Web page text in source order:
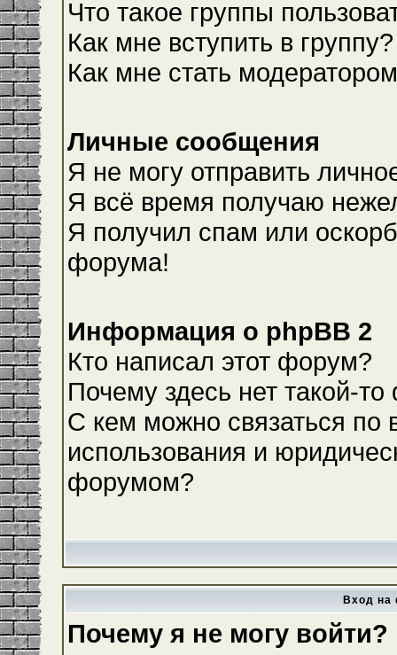
Что такое группы
Как мне вступить в группу?
Как мне стать
Личные сообщения
Я не могу отправить
Я всё время получаю
Я получил спам или
форума!
Информация о phpBB 2
Кто написал этот форум?
Почему здесь нет такой-
С кем можно связаться по
использования и
форумом?
Вход на
Почему я не могу войти?